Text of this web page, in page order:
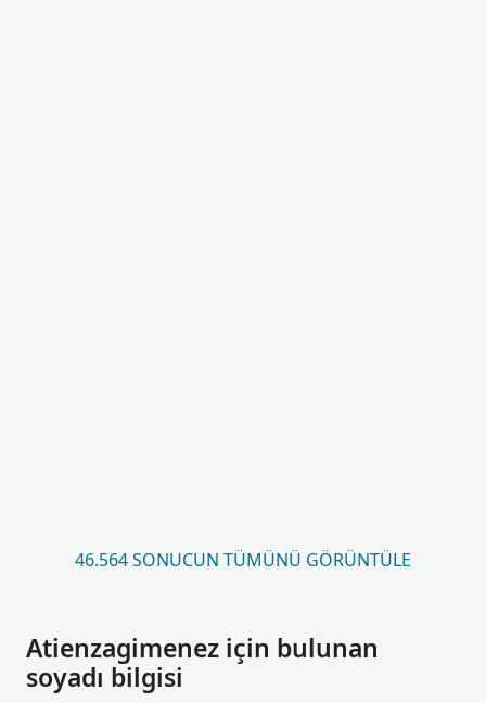
46.564 SONUCUN TÜMÜNÜ GÖRÜNTÜLE
Atienzagimenez için bulunan
soyadı bilgisi